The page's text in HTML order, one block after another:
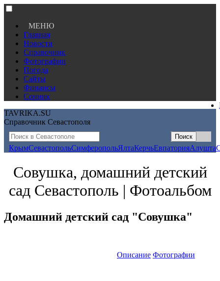
МЕНЮ
Главная
Новости
Справочник
Фотографии
Погода
Сайты
Финансы
Сонник
TAVRIKA.SU
Справочник Севастополя
КрымСевастопольСимферопольЯлтаКерчьЕвпаторияАлушта
Совушка, домашний детский
сад Севастополь | Фотоальбом
Домашний детский сад "Совушка"
Описание Фотографии